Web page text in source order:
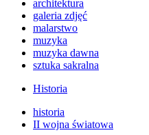
architektura
galeria zdjęć
malarstwo
muzyka
muzyka dawna
sztuka sakralna
Historia
historia
II wojna światowa